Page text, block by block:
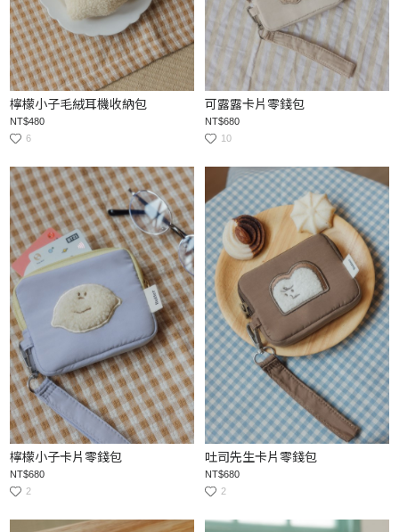
檸檬小子毛絨耳機收納包
NT$480
6
可露露卡片零錢包
NT$680
10
檸檬小子卡片零錢包
NT$680
2
吐司先生卡片零錢包
NT$680
2